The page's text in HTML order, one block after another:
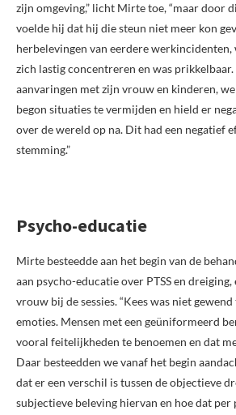
zijn omgeving,” licht Mirte toe, “maar door
voelde hij dat hij die steun niet meer kon
herbelevingen van eerdere werkincidenten,
zich lastig concentreren en was
aanvaringen met zijn vrouw en kinderen,
begon situaties te vermijden en hield er
over de wereld op na. Dit had een negatief
stemming.”
Psycho-educatie
Mirte besteedde aan het begin van de
aan psycho-educatie over PTSS en dreiging,
vrouw bij de sessies. “Kees was niet
emoties. Mensen met een geüniformeerd
vooral feitelijkheden te benoemen en dat
Daar besteedden we vanaf het begin
dat er een verschil is tussen de objectieve
subjectieve beleving hiervan en hoe dat per